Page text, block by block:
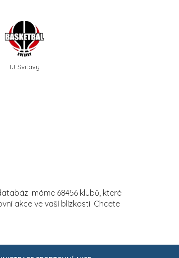
TJ Svitavy
máme 68456 klubů, které
akce ve vaší blízkosti. Chcete